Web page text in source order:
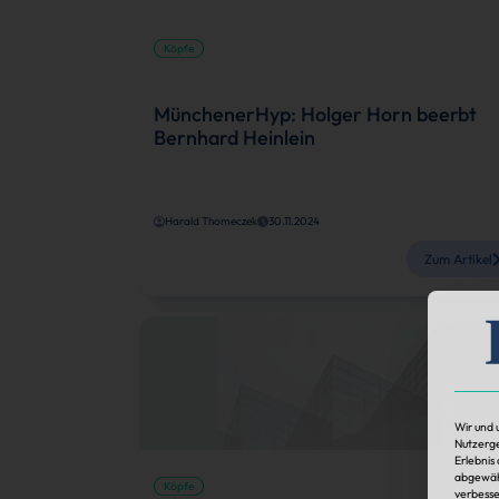
Köpfe
MünchenerHyp: Holger Horn beerbt
Bernhard Heinlein
Harald Thomeczek 30.11.2024
Zum Artikel
Köpfe
Wir und
Erlebnis